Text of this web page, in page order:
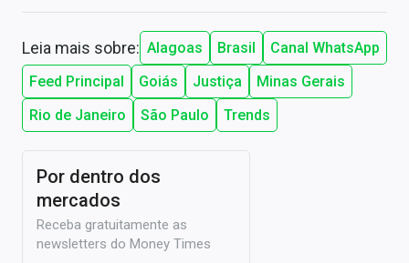
Leia mais sobre: Alagoas Brasil
Canal WhatsApp
Feed Principal
Goiás Justiça
Minas Gerais
Rio de Janeiro
São Paulo Trends
Por dentro dos
mercados
Receba gratuitamente as
newsletters do Money Times